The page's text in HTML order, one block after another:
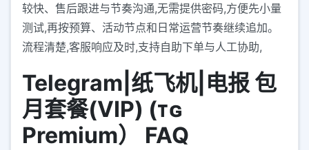
较快、售后跟进与节奏沟通,无需提供密码,方便先小量
测试,再按预算、活动节点和日常运营节奏继续追加。
流程清楚,客服响应及时,支持自助下单与人工协助,
Telegram|纸飞机|电报 包
月套餐(VIP) (ᴛɢ
Premium） FAQ